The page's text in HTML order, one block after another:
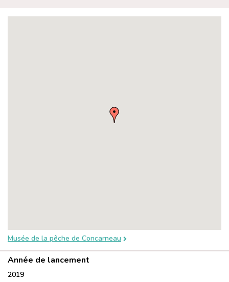
Musée de la pêche de Concarneau
Année de lancement
2019